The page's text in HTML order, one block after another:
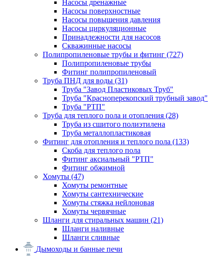
Насосы дренажные
Насосы поверхностные
Насосы повышения давления
Насосы циркуляционные
Принадлежности для насосов
Скважинные насосы
Полипропиленовые трубы и фитинг (727)
Полипропиленовые трубы
Фитинг полипропиленовый
Труба ПНД для воды (31)
Труба "Завод Пластиковых Труб"
Труба "Красноперекопский трубный завод"
Труба "РТП"
Труба для теплого пола и отопления (28)
Труба из сшитого полиэтилена
Труба металлопластиковая
Фитинг для отопления и теплого пола (133)
Скоба для теплого пола
Фитинг аксиальный "РТП"
Фитинг обжимной
Хомуты (47)
Хомуты ремонтные
Хомуты сантехнические
Хомуты стяжка нейлоновая
Хомуты червячные
Шланги для стиральных машин (21)
Шланги наливные
Шланги сливные
Дымоходы и банные печи